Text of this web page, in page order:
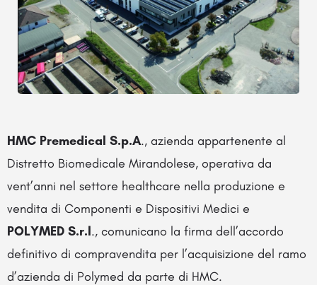
HMC Premedical S.p.A., azienda appartenente al
Distretto Biomedicale Mirandolese, operativa da
vent’anni nel settore healthcare nella produzione e
vendita di Componenti e Dispositivi Medici e
POLYMED S.r.l., comunicano la firma dell’accordo
definitivo di compravendita per l’acquisizione del ramo
d’azienda di Polymed da parte di HMC.